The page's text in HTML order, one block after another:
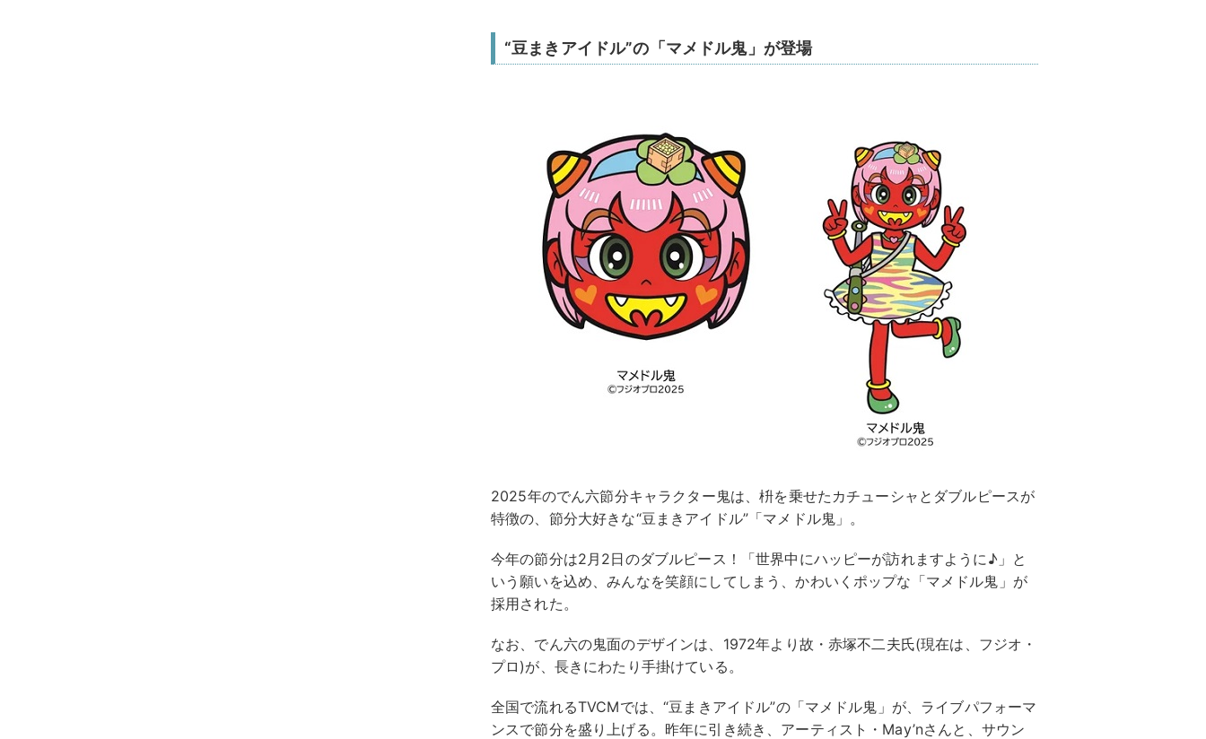
“豆まきアイドル”の「マメドル鬼」が登場
2025年のでん六節分キャラクター鬼は、枡を乗せたカチューシャとダブルピースが
特徴の、節分大好きな“豆まきアイドル”「マメドル鬼」。
今年の節分は2月2日のダブルピース！「世界中にハッピーが訪れますように♪」と
いう願いを込め、みんなを笑顔にしてしまう、かわいくポップな「マメドル鬼」が
採用された。
なお、でん六の鬼面のデザインは、1972年より故・赤塚不二夫氏(現在は、フジオ・
プロ)が、長きにわたり手掛けている。
全国で流れるTVCMでは、“豆まきアイドル”の「マメドル鬼」が、ライブパフォーマ
ンスで節分を盛り上げる。昨年に引き続き、アーティスト・May’nさんと、サウン